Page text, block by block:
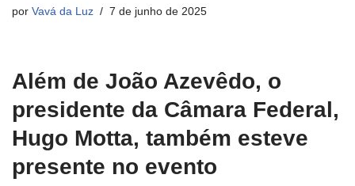
por Vavá da Luz 7 de junho de 2025
Além de João Azevêdo, o
presidente da Câmara Federal,
Hugo Motta, também esteve
presente no evento